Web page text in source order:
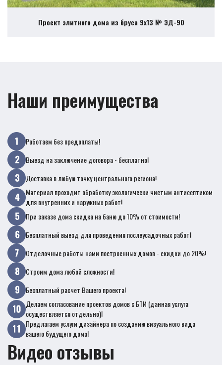
Проект элитного дома из бруса 9х13 № ЭД-90
Наши преимущества
Работаем без предоплаты!
Выезд на заключение договора - бесплатно!
Доставка в любую точку центрального региона!
Материал проходит обработку экологически чистым антисептиком
для внутренних и наружных работ!
При заказе дома скидка на баню до 10% от стоимости!
Бесплатный выезд для проведения послеусадочных работ!
Отделочные работы нами построенных домов - скидки до 20%!
Строим дома любой сложности!
Бесплатный расчет Вашего проекта!
Делаем согласование проектов домов с БТИ (данная услуга
осуществляется отдельно)!
Предлагаем услуги дизайнера по созданию визуального вида
вашего будущего дома!
Видео отзывы